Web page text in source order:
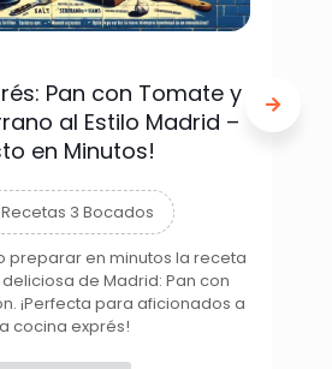
Pan con Tomate y
al Estilo Madrid –
en Minutos!
Recetas 3 Bocados
preparar en minutos la receta
de Madrid: Pan con
¡Perfecta para aficionados a
cocina exprés!